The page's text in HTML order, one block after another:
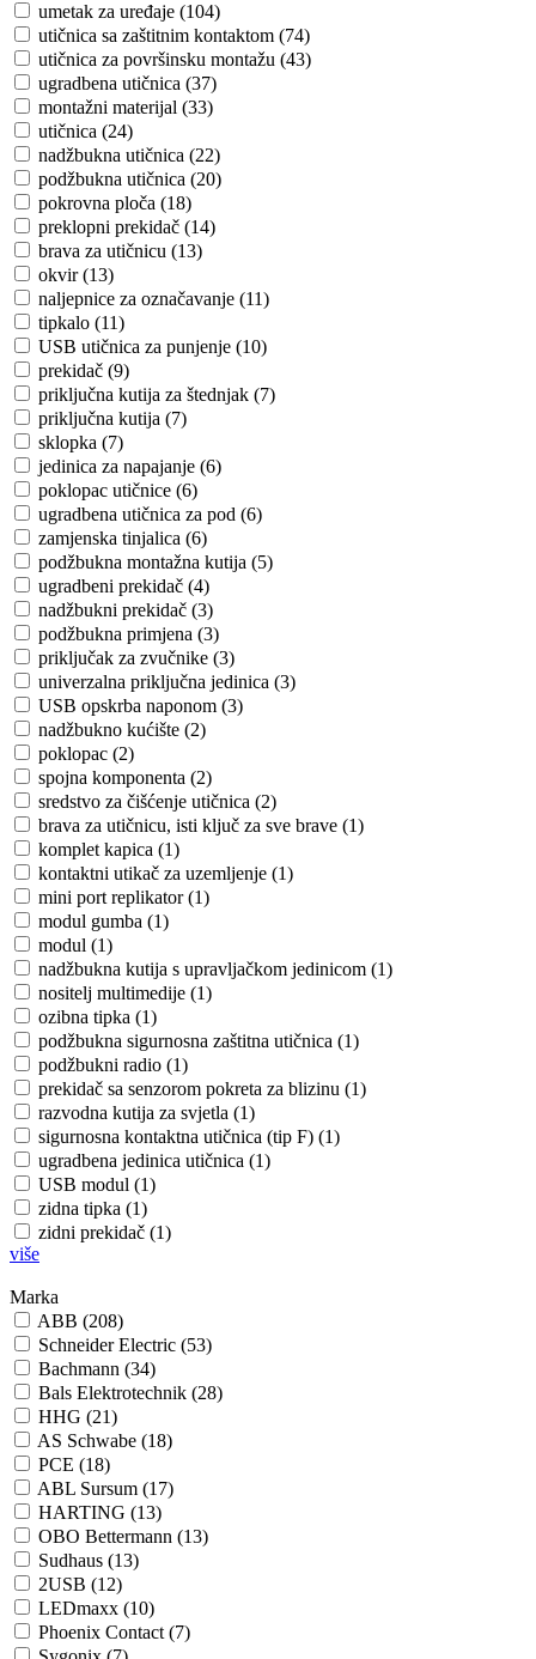
umetak za uređaje (104)
utičnica sa zaštitnim kontaktom (74)
utičnica za površinsku montažu (43)
ugradbena utičnica (37)
montažni materijal (33)
utičnica (24)
nadžbukna utičnica (22)
podžbukna utičnica (20)
pokrovna ploča (18)
preklopni prekidač (14)
brava za utičnicu (13)
okvir (13)
naljepnice za označavanje (11)
tipkalo (11)
USB utičnica za punjenje (10)
prekidač (9)
priključna kutija za štednjak (7)
priključna kutija (7)
sklopka (7)
jedinica za napajanje (6)
poklopac utičnice (6)
ugradbena utičnica za pod (6)
zamjenska tinjalica (6)
podžbukna montažna kutija (5)
ugradbeni prekidač (4)
nadžbukni prekidač (3)
podžbukna primjena (3)
priključak za zvučnike (3)
univerzalna priključna jedinica (3)
USB opskrba naponom (3)
nadžbukno kućište (2)
poklopac (2)
spojna komponenta (2)
sredstvo za čišćenje utičnica (2)
brava za utičnicu, isti ključ za sve brave (1)
komplet kapica (1)
kontaktni utikač za uzemljenje (1)
mini port replikator (1)
modul gumba (1)
modul (1)
nadžbukna kutija s upravljačkom jedinicom (1)
nositelj multimedije (1)
ozibna tipka (1)
podžbukna sigurnosna zaštitna utičnica (1)
podžbukni radio (1)
prekidač sa senzorom pokreta za blizinu (1)
razvodna kutija za svjetla (1)
sigurnosna kontaktna utičnica (tip F) (1)
ugradbena jedinica utičnica (1)
USB modul (1)
zidna tipka (1)
zidni prekidač (1)
više
Marka
ABB (208)
Schneider Electric (53)
Bachmann (34)
Bals Elektrotechnik (28)
HHG (21)
AS Schwabe (18)
PCE (18)
ABL Sursum (17)
HARTING (13)
OBO Bettermann (13)
Sudhaus (13)
2USB (12)
LEDmaxx (10)
Phoenix Contact (7)